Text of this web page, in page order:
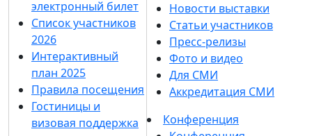
электронный билет
Список участников
2026
Интерактивный
план 2025
Правила посещения
Гостиницы и
визовая поддержка
Новости выставки
Статьи участников
Пресс-релизы
Фото и видео
Для СМИ
Аккредитация СМИ
Конференция